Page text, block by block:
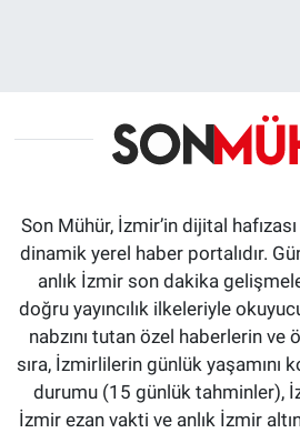
Son Mühür, İzmir’in dijital
dinamik yerel haber portalıdır.
anlık İzmir son dakika
doğru yayıncılık ilkeleriyle
nabzını tutan özel haberlerin ve
sıra, İzmirlilerin günlük yaşamını
durumu (15 günlük tahminler),
İzmir ezan vakti ve anlık İzmir